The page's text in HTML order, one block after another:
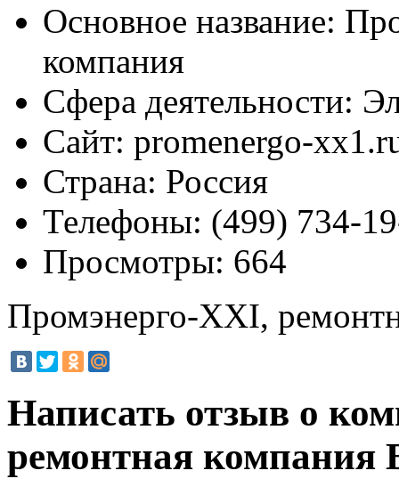
Основное название:
компания
Сфера деятельности:
Сайт: promenergo-
Страна: Россия
Телефоны: (499) 734-
Просмотры: 664
Промэнерго-XXI,
Написать отзыв о
ремонтная компания